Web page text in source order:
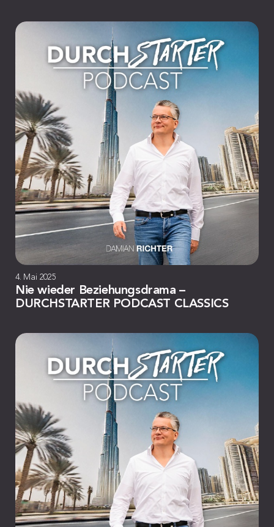
4. Mai 2025
Nie wieder Beziehungsdrama –
DURCHSTARTER PODCAST CLASSICS